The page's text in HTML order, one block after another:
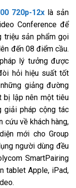
720p-12x là sản
Conference để
triệu sản phẩm gọi
đến 08 điểm cầu.
lý tưởng được
hỏi hiệu suất tốt
giảng đường
bị lập nên một tiêu
giải pháp cộng tác
cứu về khách hàng,
mới cho Group
người dùng đều
SmartPairing
tablet Apple, iPad,